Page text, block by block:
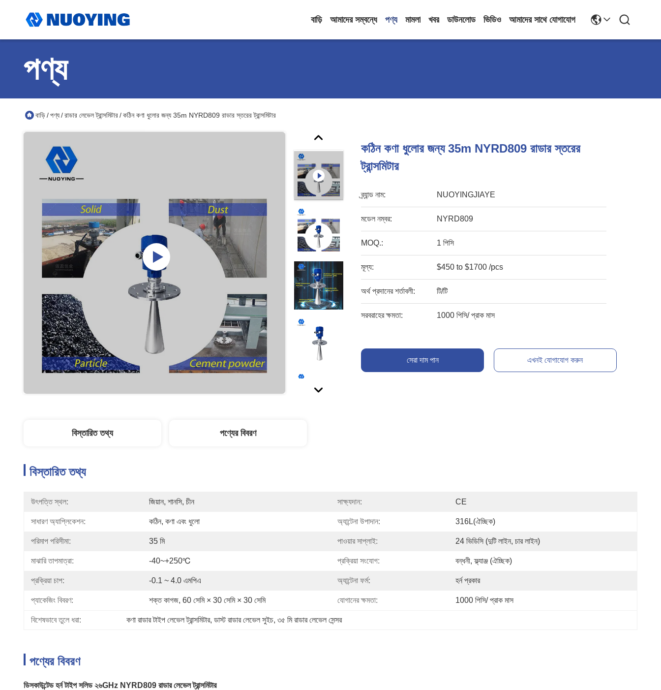
বাড়ি আমাদের সম্বন্ধে পণ্য মামলা খবর ডাউনলোড ভিডিও আমাদের সাথে যোগাযোগ
পণ্য
বাড়ি/পণ্য/রাডার লেভেল ট্রান্সমিটার/কঠিন কণা ধুলোর জন্য 35m NYRD809 রাডার স্তরের ট্রান্সমিটার
কঠিন কণা ধুলোর জন্য 35m NYRD809 রাডার স্তরের
ট্রান্সমিটার
ব্র্যান্ড নাম: NUOYINGJIAYE
মডেল নম্বর: NYRD809
MOQ.: 1 পিসি
মূল্য: $450 to $1700 /pcs
অর্থ প্রদানের শর্তাবলী: টি/টি
সরবরাহের ক্ষমতা: 1000 পিসি/ প্রাক মাস
সেরা দাম পান এখনই যোগাযোগ করুন
বিস্তারিত তথ্য পণ্যের বিবরণ
বিস্তারিত তথ্য
উৎপত্তি স্থল: জিয়ান, শানসি, চীন সাক্ষ্যদান: CE
সাধারণ অ্যাপ্লিকেশন: কঠিন, কণা এবং ধুলো অ্যান্টেনা উপাদান: 316L(ঐচ্ছিক)
পরিমাপ পরিসীমা: 35 মি পাওয়ার সাপ্লাই: 24 ভিডিসি (দুটি লাইন, চার লাইন)
মাঝারি তাপমাত্রা: -40~+250℃ প্রক্রিয়া সংযোগ: বন্ধনী, ফ্ল্যাঞ্জ (ঐচ্ছিক)
প্রক্রিয়া চাপ: -0.1 ~ 4.0 এমপিএ অ্যান্টেনা ফর্ম: হর্ন প্রকার
প্যাকেজিং বিবরণ: শক্ত কাগজ, 60 সেমি × 30 সেমি × 30 সেমি যোগানের ক্ষমতা: 1000 পিসি/ প্রাক মাস
বিশেষভাবে তুলে ধরা: কণা রাডার টাইপ লেভেল ট্রান্সমিটার, ডাস্ট রাডার লেভেল সুইচ, ৩৫ মি রাডার লেভেল সেন্সর
পণ্যের বিবরণ
ডিসকাউন্টেড হর্ন টাইপ সলিড ২৬GHz NYRD809 রাডার লেভেল ট্রান্সমিটার